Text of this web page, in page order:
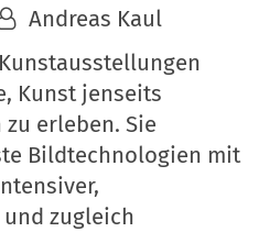
Andreas Kaul
Kunst jenseits
erleben. Sie
Bildtechnologien mit
zugleich